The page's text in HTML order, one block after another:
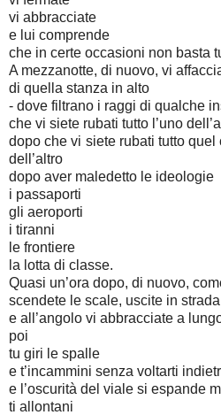
vi abbracciate
e lui comprende
che in certe occasioni non basta
A mezzanotte, di nuovo, vi
di quella stanza in alto
- dove filtrano i raggi di qualche
che vi siete rubati tutto l’uno
dopo che vi siete rubati tutto quel
dell’altro
dopo aver maledetto le ideologie
i passaporti
gli aeroporti
i tiranni
le frontiere
la lotta di classe.
Quasi un’ora dopo, di nuovo,
scendete le scale, uscite in strada
e all’angolo vi abbracciate a
poi
tu giri le spalle
e t’incammini senza voltarti
e l’oscurità del viale si espande
ti allontani